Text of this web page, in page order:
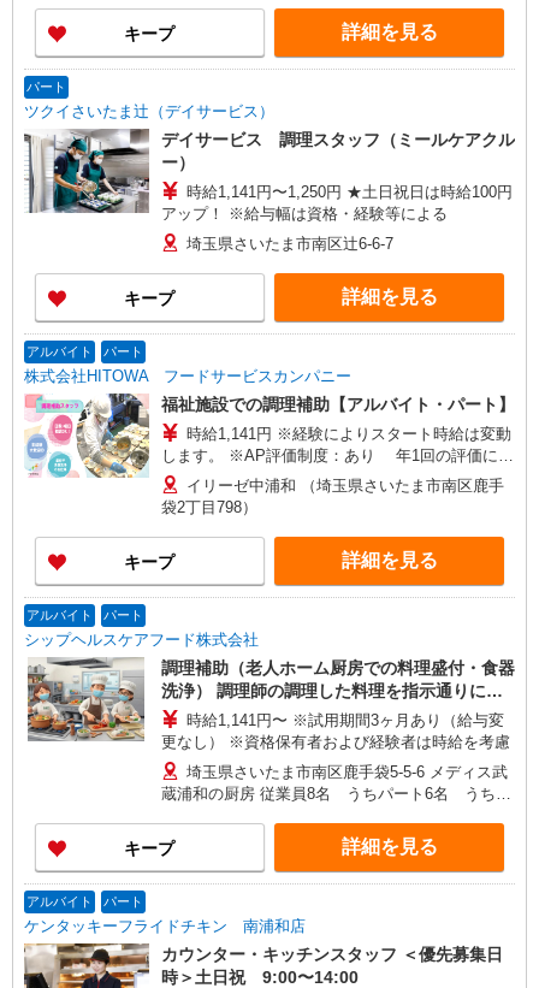
キープ 詳細を見る
パート
ツクイさいたま辻（デイサービス）
デイサービス 調理スタッフ（ミールケアクル
ー）
時給1,141円〜1,250円 ★土日祝日は時給100円
アップ！ ※給与幅は資格・経験等による
埼玉県さいたま市南区辻6-6-7
キープ 詳細を見る
アルバイト パート
株式会社HITOWA フードサービスカンパニー
福祉施設での調理補助【アルバイト・パート】
時給1,141円 ※経験によりスタート時給は変動
します。 ※AP評価制度：あり 年1回の評価によ
り時給を見直します。 ※アルバイト賞与（寸
志）：あり 年2回。勤続年数により金額UP。
イリーゼ中浦和 （埼玉県さいたま市南区鹿手
袋2丁目798）
キープ 詳細を見る
アルバイト パート
シップヘルスケアフード株式会社
調理補助（老人ホーム厨房での料理盛付・食器
洗浄） 調理師の調理した料理を指示通りに料
理盛付・食器洗浄するカンタン作業です。 未
経験者も大歓迎！！
時給1,141円〜 ※試用期間3ヶ月あり（給与変
更なし） ※資格保有者および経験者は時給を考慮
埼玉県さいたま市南区鹿手袋5-5-6 メディス武
蔵浦和の厨房 従業員8名 うちパート6名 うち男
キープ 詳細を見る
アルバイト パート
ケンタッキーフライドチキン 南浦和店
カウンター・キッチンスタッフ ＜優先募集日
時＞土日祝 9:00〜14:00